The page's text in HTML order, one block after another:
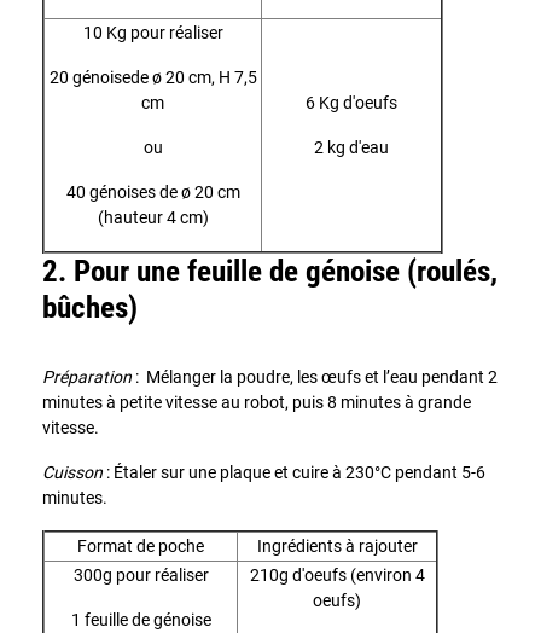
10 Kg pour réaliser
20 génoisede ø 20 cm, H 7,5
cm
ou
40 génoises de ø 20 cm
(hauteur 4 cm)
6 Kg d'oeufs
2 kg d'eau
2. Pour une feuille de génoise (roulés,
bûches)
Préparation : Mélanger la poudre, les œufs et l’eau pendant 2
minutes à petite vitesse au robot, puis 8 minutes à grande
vitesse.
Cuisson : Étaler sur une plaque et cuire à 230°C pendant 5-6
minutes.
Format de poche
Ingrédients à rajouter
300g pour réaliser
1 feuille de génoise
210g d'oeufs (environ 4
oeufs)